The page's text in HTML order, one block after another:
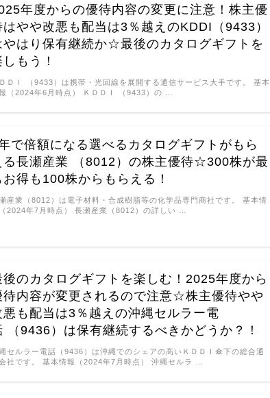
年度からの優待内容の変更に注意！株主優
はやや改悪も配当は3％越えのKDDI（9433）
やはり保有継続か☆最後のカタログギフトを
もう！
ＤＩ （9433）は携帯・光回線を展開する通信サービス大手です。 基本
（2024年6月時点） ＫＤＤＩ （9433）の …
で倍額になる選べるカタログギフトがもら
る長瀬産業 （8012）の株主優待☆300株が最
お得も100株からもらえる！
産業（8012）は電子材料・合成樹脂等の化学品専門商社です。 基本情
2024年7月時点） 長瀬産業（8012）の詳しい …
後のカタログギフトを楽しむ！2025年度から
待内容が変更されるので注意☆株主優待やや
悪も配当は3％越えの沖縄セルラー電
（9436）は保有継続するべきかどうか？！
セルラー電話（9436）は沖縄でのシェアの高いＫＤＤＩ傘下の総合通
社です。 基本情報（2024年7月時点） 沖縄セルラ …